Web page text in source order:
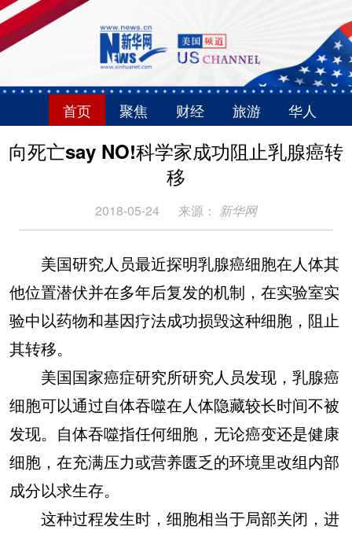
首页 聚焦 财经 旅游 华人
向死亡say NO!科学家成功阻止乳腺癌转
移
2018-05-24 来源： 新华网
美国研究人员最近探明乳腺癌细胞在人体其
他位置潜伏并在多年后复发的机制，在实验室实
验中以药物和基因疗法成功损毁这种细胞，阻止
其转移。
美国国家癌症研究所研究人员发现，乳腺癌
细胞可以通过自体吞噬在人体隐藏较长时间不被
发现。自体吞噬指任何细胞，无论癌变还是健康
细胞，在充满压力或营养匮乏的环境里改组内部
成分以求生存。
这种过程发生时，细胞相当于局部关闭，进